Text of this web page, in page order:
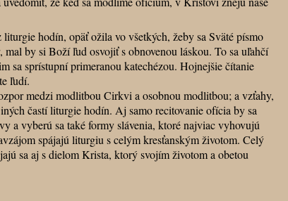
liturgie hodín, opäť ožila vo všetkých, žeby sa Sväté písmo
by si Boží ľud osvojiť s obnovenou láskou. To sa uľahčí
sa sprístupní primeranou katechézou. Hojnejšie čítanie
ľudí.
medzi modlitbou Cirkvi a osobnou modlitbou; a vzťahy,
častí liturgie hodín. Aj samo recitovanie ofícia by sa
a vyberú sa také formy slávenia, ktoré najviac vyhovujú
spájajú liturgiu s celým kresťanským životom. Celý
sa aj s dielom Krista, ktorý svojím životom a obetou